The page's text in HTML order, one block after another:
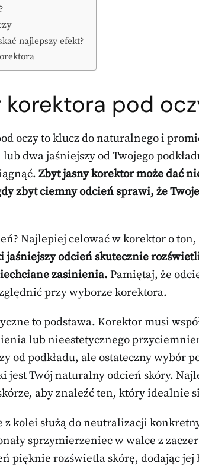
najlepszy efekt?
pod
oczy to klucz do naturalnego i
dwa jaśniejszy od Twojego
Zbyt jasny korektor może dać
zbyt ciemny odcień sprawi, że
Najlepiej celować w korektor o
jaśniejszy odcień skutecznie
zasinienia. Pamiętaj, że
przy wyborze korektora.
to podstawa. Korektor musi
lub nieestetycznego
od podkładu, ale ostateczny wybór
jest Twój naturalny odcień skóry.
aby znaleźć ten, który idealnie
kolei służą do neutralizacji
sprzymierzeniec w walce z
pięknie rozświetla skórę, dodając